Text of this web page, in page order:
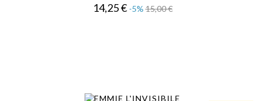
14,25 € Prezzo
-5% 15,00 €Prezzo